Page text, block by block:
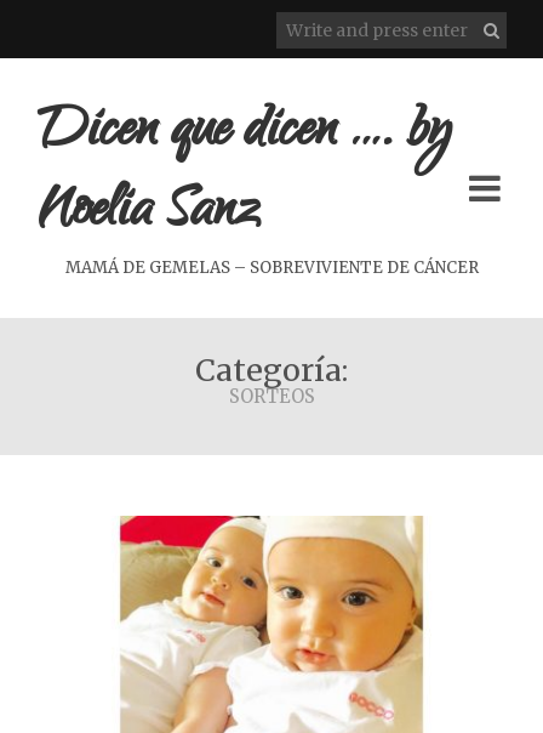
Dicen que dicen …. by
Noelia Sanz
MAMÁ DE GEMELAS – SOBREVIVIENTE DE CÁNCER
Categoría:
SORTEOS